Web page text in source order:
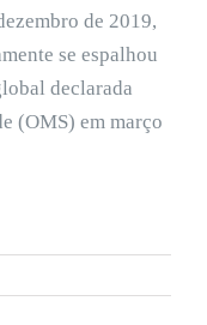
de 2019,
se espalhou
declarada
(OMS) em março